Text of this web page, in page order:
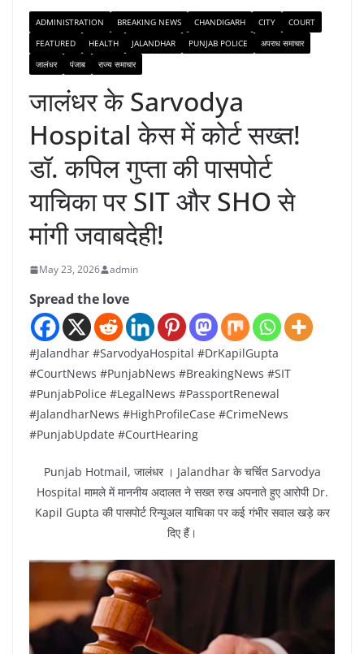
ADMINISTRATION BREAKING NEWS CHANDIGARH CITY
COURT
FEATURED
HEALTH JALANDHAR PUNJAB POLICE
अपराध समाचार
जालंधर
पंजाब राज्य समाचार
जालंधर के Sarvodya
Hospital केस में कोर्ट सख्त!
डॉ. कपिल गुप्ता की पासपोर्ट
याचिका पर SIT और SHO से
मांगी जवाबदेही!
May 23, 2026 admin
Spread the love
#Jalandhar #SarvodyaHospital #DrKapilGupta
#CourtNews #PunjabNews #BreakingNews #SIT
#PunjabPolice #LegalNews #PassportRenewal
#JalandharNews #HighProfileCase #CrimeNews
#PunjabUpdate #CourtHearing
Punjab Hotmail, जालंधर । Jalandhar के चर्चित Sarvodya
Hospital मामले में माननीय अदालत ने सख्त रुख अपनाते हुए आरोपी Dr.
Kapil Gupta की पासपोर्ट रिन्यूअल याचिका पर कई गंभीर सवाल खड़े कर
दिए हैं।